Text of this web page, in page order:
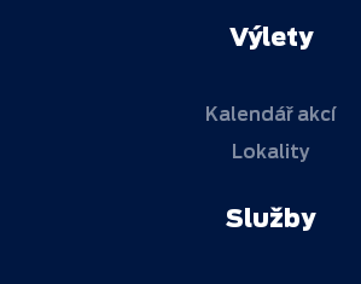
Výlety
Kalendář akcí
Lokality
Služby